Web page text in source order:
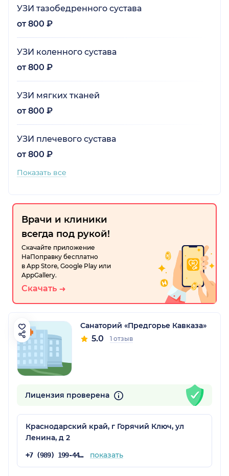
УЗИ тазобедренного сустава
от 800 ₽
УЗИ коленного сустава
от 800 ₽
УЗИ мягких тканей
от 800 ₽
УЗИ плечевого сустава
от 800 ₽
Показать все
Врачи и клиники
всегда под рукой!
Скачайте приложение
НаПоправку бесплатно
в App Store, Google Play или
AppGallery.
Скачать
Санаторий «Предгорье Кавказа»
5.0 1 отзыв
Лицензия проверена
Краснодарский край, г Горячий Ключ, ул
Ленина, д 2
+7 (989) 199-44-44 показать